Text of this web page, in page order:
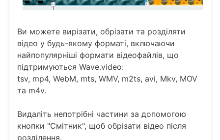
Ви можете вирізати, обрізати та розділяти
відео у будь-якому форматі, включаючи
найпопулярніші формати відеофайлів, що
підтримуються Wave.video:
tsv, mp4, WebM, mts, WMV, m2ts, avi, Mkv, MOV
та m4v.
Видаліть непотрібні частини за допомогою
кнопки "Смітник", щоб обрізати відео після
розділення.